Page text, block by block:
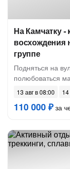
На Камчатку
восхождения
группе
Подняться на
полюбоваться
13 авг в 08:00
110 000 ₽за